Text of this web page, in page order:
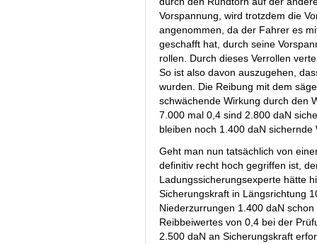
Vorspannung, wird trotzdem die
angenommen, da der Fahrer es
geschafft hat, durch seine
rollen. Durch dieses Verrollen
So ist also davon auszugehen,
wurden. Die Reibung mit dem
schwächende Wirkung durch den
7.000 mal 0,4 sind 2.800 daN
bleiben noch 1.400 daN sichernde
Geht man nun tatsächlich von
definitiv recht hoch gegriffen ist,
Ladungssicherungsexperte hätte
Sicherungskraft in Längsrichtung
Niederzurrungen 1.400 daN
Reibbeiwertes von 0,4 bei der
2.500 daN an Sicherungskraft